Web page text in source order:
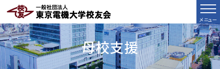
メニュー
母校支援